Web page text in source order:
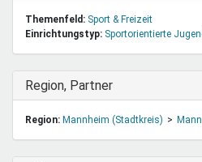
Themenfeld: Sport & Freizeit
Einrichtungstyp: Sportorientierte
Ausblenden
Region, Partner
Region: Mannheim (Stadtkreis)